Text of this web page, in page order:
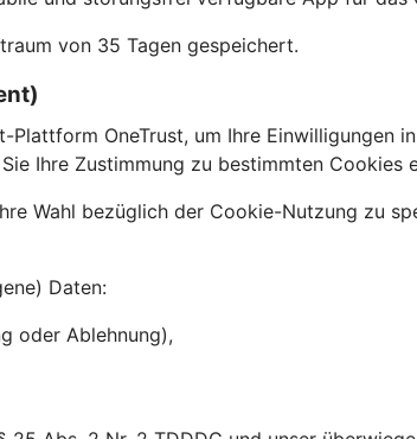
von 35 Tagen gespeichert.
Plattform OneTrust, um Ihre
Ihre Zustimmung zu bestimmten Cookies
Wahl bezüglich der Cookie-Nutzung zu
Daten:
oder Ablehnung),